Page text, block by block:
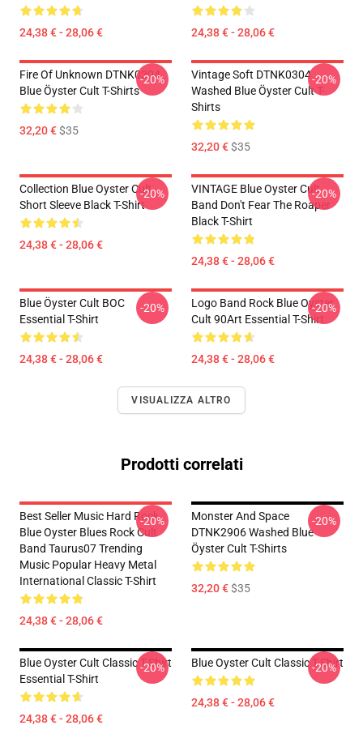
24,38 € - 28,06 € 24,38 € - 28,06 €
Fire Of Unknown DTNK0304
Blue Öyster Cult T-Shirts
32,20 €$35
-20%
Vintage Soft DTNK0304
Washed Blue Öyster Cult T-
Shirts
32,20 €$35
-20%
Collection Blue Oyster Cult
Short Sleeve Black T-Shirt
24,38 € - 28,06 €
-20%
VINTAGE Blue Oyster Cult
Band Don't Fear The Roaper
Black T-Shirt
24,38 € - 28,06 €
-20%
Blue Öyster Cult BOC
Essential T-Shirt
24,38 € - 28,06 €
-20%
Logo Band Rock Blue Oyster
Cult 90Art Essential T-Shirt
24,38 € - 28,06 €
-20%
VISUALIZZA ALTRO
Prodotti correlati
Best Seller Music Hard Rock
Blue Oyster Blues Rock Cult
Band Taurus07 Trending
Music Popular Heavy Metal
International Classic T-Shirt
24,38 € - 28,06 €
-20%
Monster And Space
DTNK2906 Washed Blue
Öyster Cult T-Shirts
32,20 €$35
-20%
Blue Oyster Cult Classic T-Shirt
Essential T-Shirt
24,38 € - 28,06 €
-20% Blue Oyster Cult Classic T-Shirt
24,38 € - 28,06 €
-20%